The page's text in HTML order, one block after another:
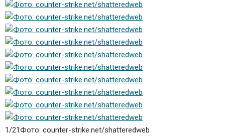
1/21Фото: counter-strike.net/shatteredweb